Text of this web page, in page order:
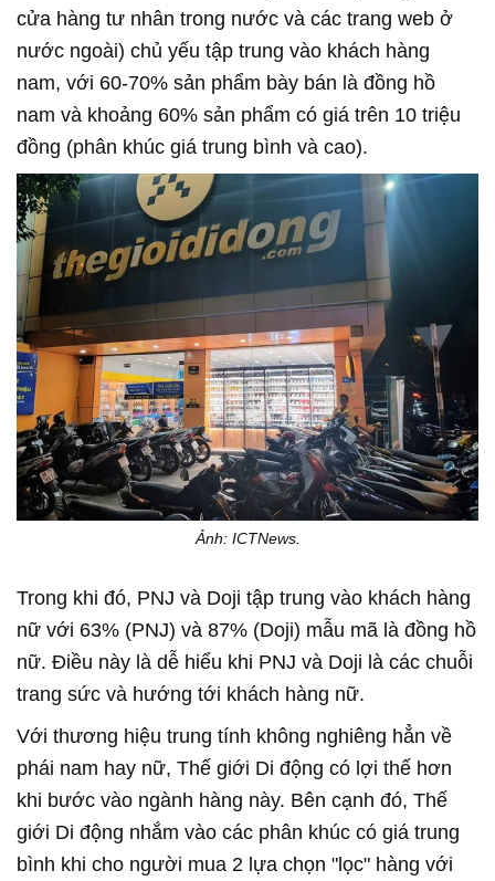
cửa hàng tư nhân trong nước và các trang web ở
nước ngoài) chủ yếu tập trung vào khách hàng
nam, với 60-70% sản phẩm bày bán là đồng hồ
nam và khoảng 60% sản phẩm có giá trên 10 triệu
đồng (phân khúc giá trung bình và cao).
Ảnh: ICTNews.
Trong khi đó, PNJ và Doji tập trung vào khách hàng
nữ với 63% (PNJ) và 87% (Doji) mẫu mã là đồng hồ
nữ. Điều này là dễ hiểu khi PNJ và Doji là các chuỗi
trang sức và hướng tới khách hàng nữ.
Với thương hiệu trung tính không nghiêng hẳn về
phái nam hay nữ, Thế giới Di động có lợi thế hơn
khi bước vào ngành hàng này. Bên cạnh đó, Thế
giới Di động nhắm vào các phân khúc có giá trung
bình khi cho người mua 2 lựa chọn "lọc" hàng với